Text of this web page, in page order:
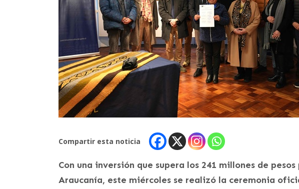
Compartir esta noticia
Con una inversión que supera los 241 millones de
Araucanía, este miércoles se realizó la ceremonia